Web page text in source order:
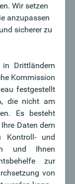
Sie
für unsere
Die
Vergütung,
einzigartige
flexible
Wir setzen
anzupassen
sicherer zu
in Drittländern
Kommission
festgestellt
die nicht am
Es besteht
Daten dem
Kontroll- und
und Ihnen
zur
von